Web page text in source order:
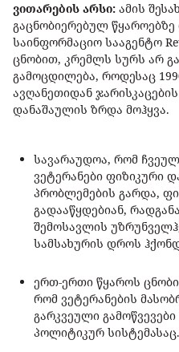
ვითარების არსი: ამის
გაცნობიერებულ
საინფორმაციო სააგენტო
ცნობით, კრემლს სურს არ
გამოცდილება, როდესაც
ავღანეთიდან
დანაშაულის ზრდა მოჰყვა.
სავარაუდოა, რომ
ვეტერანები ფიზიკური
პრობლემების გარდა,
გადააწყდებიან,
შემოსავლის
სამსახურის დროს
ერთ-ერთი წყაროს
რომ ვეტერანების
გარკვეული
პოლიტიკურ სისტემასაც.